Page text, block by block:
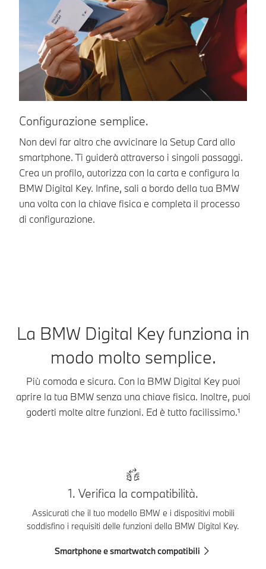
Configurazione semplice.
Non devi far altro che avvicinare la Setup Card allo
smartphone. Ti guiderà attraverso i singoli passaggi.
Crea un profilo, autorizza con la carta e configura la
BMW Digital Key. Infine, sali a bordo della tua BMW
una volta con la chiave fisica e completa il processo
di configurazione.
La BMW Digital Key funziona in
modo molto semplice.
Più comoda e sicura. Con la BMW Digital Key puoi
aprire la tua BMW senza una chiave fisica. Inoltre, puoi
goderti molte altre funzioni. Ed è tutto facilissimo.¹
1. Verifica la compatibilità.
Assicurati che il tuo modello BMW e i dispositivi mobili
soddisfino i requisiti delle funzioni della BMW Digital Key.
Smartphone e smartwatch compatibili